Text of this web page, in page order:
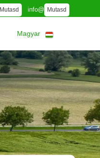
Mutasd info@ Mutasd
Magyar